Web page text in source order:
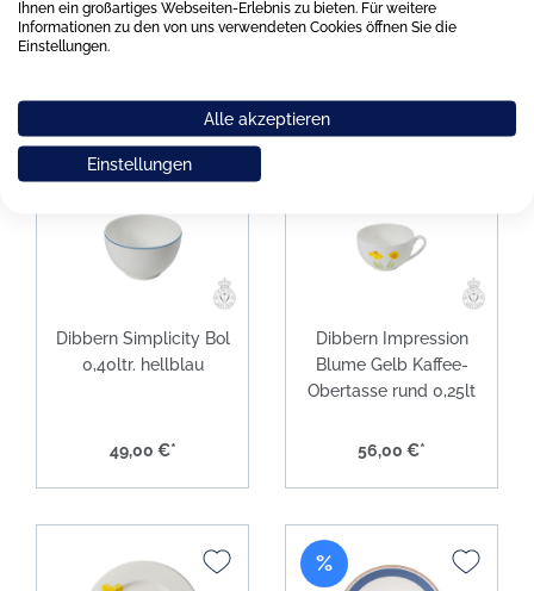
Frühstücksteller 21cm
Dibbern Simplicity Bol
0,40ltr. hellblau
49,00 €*
Dibbern Impression
Blume Gelb Kaffee-
Obertasse rund 0,25lt
56,00 €*
%
Ihnen ein großartiges Webseiten-Erlebnis zu bieten. Für weitere
Informationen zu den von uns verwendeten Cookies öffnen Sie die
Einstellungen.
Alle akzeptieren
Einstellungen